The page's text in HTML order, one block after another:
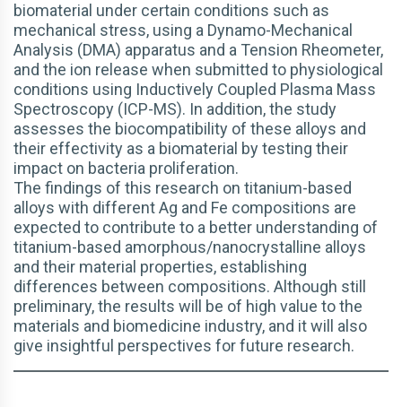
biomaterial under certain conditions such as
mechanical stress, using a Dynamo-Mechanical
Analysis (DMA) apparatus and a Tension Rheometer,
and the ion release when submitted to physiological
conditions using Inductively Coupled Plasma Mass
Spectroscopy (ICP-MS). In addition, the study
assesses the biocompatibility of these alloys and
their effectivity as a biomaterial by testing their
impact on bacteria proliferation.
The findings of this research on titanium-based
alloys with different Ag and Fe compositions are
expected to contribute to a better understanding of
titanium-based amorphous/nanocrystalline alloys
and their material properties, establishing
differences between compositions. Although still
preliminary, the results will be of high value to the
materials and biomedicine industry, and it will also
give insightful perspectives for future research.